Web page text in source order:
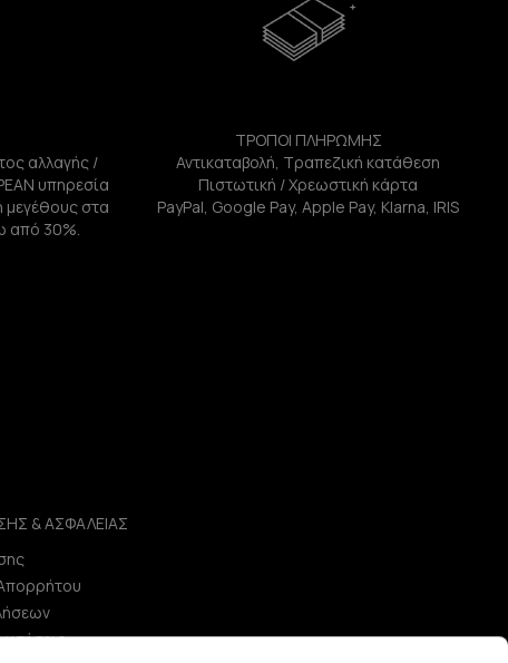
αλλαγής /
υπηρεσία
μεγέθους στα
από 30%.
ΤΡΟΠΟΙ ΠΛΗΡΩΜΗΣ
Αντικαταβολή, Τραπεζική κατάθεση
Πιστωτική / Χρεωστική κάρτα
PayPal, Google Pay, Apple Pay, Klarna, IRIS
& ΑΣΦΑΛΕΙΑΣ